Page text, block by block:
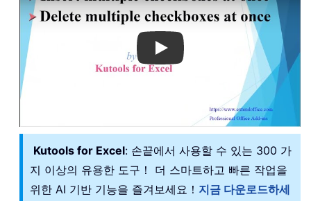
Play
Kutools for Excel: 손끝에서 사용할 수 있는 300 가
지 이상의 유용한 도구！ 더 스마트하고 빠른 작업을
위한 AI 기반 기능을 즐겨보세요！ 지금 다운로드하세